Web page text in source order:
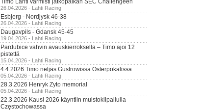
Timo Lahti varmisti jatkopaikan SEC Challengeen
26.04.2026 - Lahti Racing
Esbjerg - Nordjysk 46-38
26.04.2026 - Lahti Racing
Daugavpils - Gdansk 45-45
19.04.2026 - Lahti Racing
Pardubice vahvin avauskierroksella – Timo ajoi 12
pistettä
15.04.2026 - Lahti Racing
4.4.2026 Timo neljäs Gustrowissa Osterpokalissa
05.04.2026 - Lahti Racing
28.3.2026 Henryk Zyto memorial
05.04.2026 - Lahti Racing
22.3.2026 Kausi 2026 käyntiin muistokilpailulla
Częstochowassa